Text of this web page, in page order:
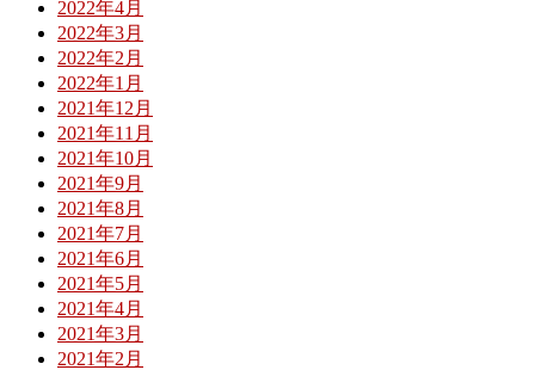
2022年4月
2022年3月
2022年2月
2022年1月
2021年12月
2021年11月
2021年10月
2021年9月
2021年8月
2021年7月
2021年6月
2021年5月
2021年4月
2021年3月
2021年2月